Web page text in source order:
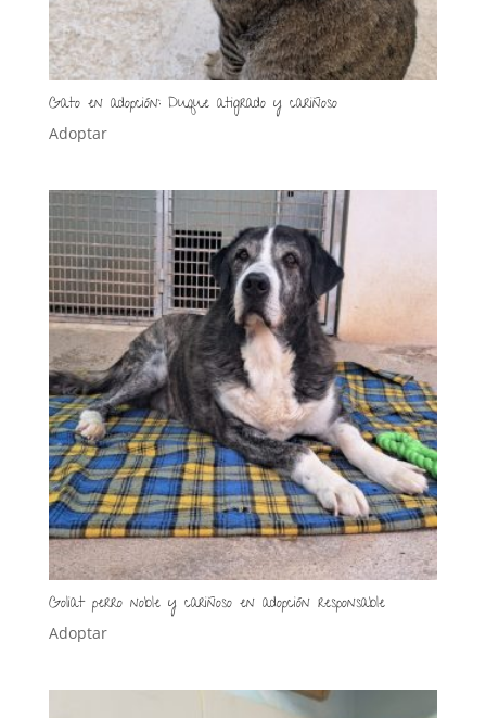
Gato en adopción: Duque atigrado y cariñoso
Adoptar
Goliat perro noble y cariñoso en adopción responsable
Adoptar